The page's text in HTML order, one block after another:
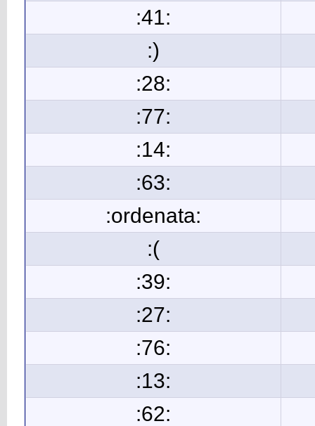
:41:
:)
:28:
:77:
:14:
:63:
:ordenata:
:(
:39:
:27:
:76:
:13:
:62: